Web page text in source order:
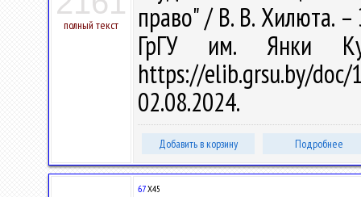
полный текст
право" / В. В. Хилюта. –
ГрГУ им. Янки
https://elib.grsu.by/
02.08.2024.
Добавить в корзину Подробнее
67Х45